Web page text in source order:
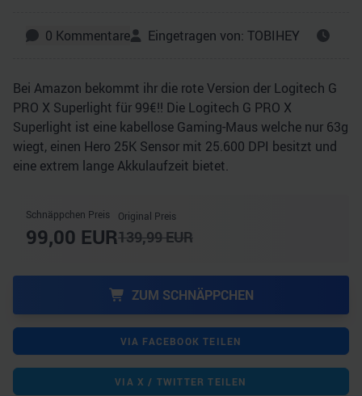
0 Kommentare Eingetragen von: TOBIHEY
Bei Amazon bekommt ihr die rote Version der Logitech G
PRO X Superlight für 99€!! Die Logitech G PRO X
Superlight ist eine kabellose Gaming-Maus welche nur 63g
wiegt, einen Hero 25K Sensor mit 25.600 DPI besitzt und
eine extrem lange Akkulaufzeit bietet.
Schnäppchen Preis
99,00 EUR
Original Preis
139,99EUR
ZUM SCHNÄPPCHEN
VIA FACEBOOK TEILEN
VIA X / TWITTER TEILEN